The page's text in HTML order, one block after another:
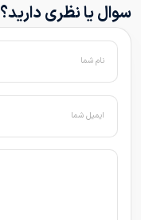
سوال یا نظری دارید؟
نام شما
ایمیل شما